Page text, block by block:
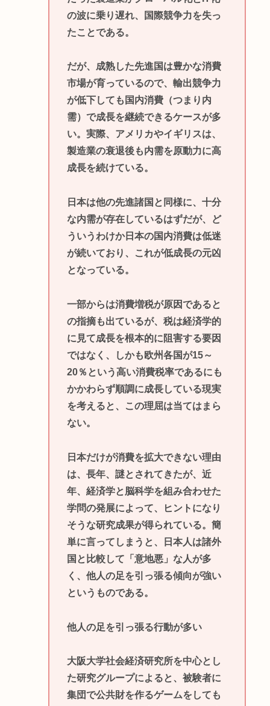
の波に乗り遅れ、国際競争力を失っ
たことである。
だが、成熟した先進国は豊かな消費
市場が育っているので、輸出競争力
が低下しても国内消費（つまり内
需）で成長を継続できるケースが多
い。実際、アメリカやイギリスは、
製造業の衰退後も内需を原動力に高
成長を続けている。
日本は他の先進諸国と同様に、十分
な内需が存在しているはずだが、ど
ういうわけか日本の国内消費は低迷
が続いており、これが低成長の元凶
となっている。
一部からは消費増税が原因であると
の指摘も出ているが、税は経済学的
に見て成長を根本的に阻害する要因
ではなく、しかも欧州各国が15～
20％という高い消費税率であるにも
かかわらず順調に成長している現実
を考えると、この理屈は当てはまら
ない。
日本だけが消費を拡大できない理由
は、長年、謎とされてきたが、近
年、経済学と脳科学を組み合わせた
学問の発展によって、ヒントになり
そうな研究成果が得られている。簡
単に言ってしまうと、日本人は諸外
国と比較して「意地悪」な人が多
く、他人の足を引っ張る傾向が強い
というものである。
他人の足を引っ張る行動が多い
大阪大学社会経済研究所を中心とし
た研究グループによると、被験者に
集団で公共財を作るゲームをしても